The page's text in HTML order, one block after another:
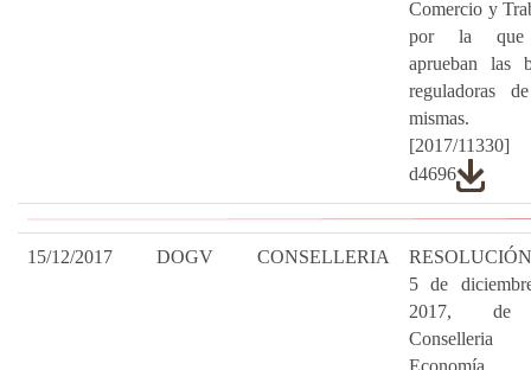
Comercio y
por la
aprueban las
reguladoras
mismas.
[2017/
d4696
15/12/2017 DOGV CONSELLERIA
5 de
2017,
Economía